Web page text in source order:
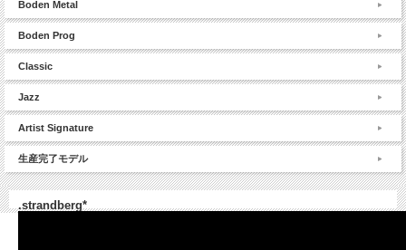
Boden Metal
Boden Prog
Classic
Jazz
Artist Signature
生産完了モデル
.strandberg*